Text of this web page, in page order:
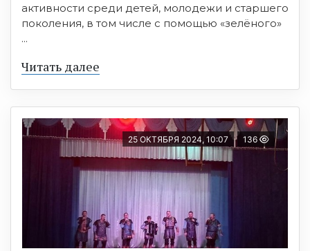
активности среди детей, молодежи и старшего
поколения, в том числе с помощью «зелёного»
...
Читать далее
25 ОКТЯБРЯ 2024, 10:07 136